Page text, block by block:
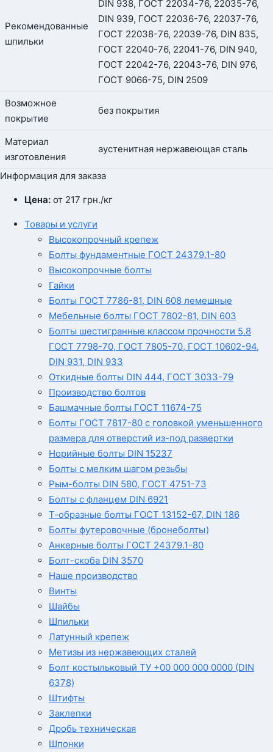
Рекомендованные
шпильки
DIN 938, ГОСТ 22034-76, 22035-76,
DIN 939, ГОСТ 22036-76, 22037-76,
ГОСТ 22038-76, 22039-76, DIN 835,
ГОСТ 22040-76, 22041-76, DIN 940,
ГОСТ 22042-76, 22043-76, DIN 976,
ГОСТ 9066-75, DIN 2509
Возможное
покрытие
без покрытия
Материал
изготовления
аустенитная нержавеющая сталь
Информация для заказа
Цена: от 217 грн./кг
Товары и услуги
Высокопрочный крепеж
Болты фундаментные ГОСТ 24379.1-80
Высокопрочные болты
Гайки
Болты ГОСТ 7786-81, DIN 608 лемешные
Мебельные болты ГОСТ 7802-81, DIN 603
Болты шестигранные классом прочности 5.8
ГОСТ 7798-70, ГОСТ 7805-70, ГОСТ 10602-94,
DIN 931, DIN 933
Откидные болты DIN 444, ГОСТ 3033-79
Производство болтов
Башмачные болты ГОСТ 11674-75
Болты ГОСТ 7817-80 с головкой уменьшенного
размера для отверстий из-под развертки
Норийные болты DIN 15237
Болты с мелким шагом резьбы
Рым-болты DIN 580, ГОСТ 4751-73
Болты с фланцем DIN 6921
Т-образные болты ГОСТ 13152-67, DIN 186
Болты футеровочные (бронеболты)
Анкерные болты ГОСТ 24379.1-80
Болт-скоба DIN 3570
Наше производство
Винты
Шайбы
Шпильки
Латунный крепеж
Метизы из нержавеющих сталей
Болт костыльковый ТУ +00 000 000 0000 (DIN
6378)
Штифты
Заклепки
Дробь техническая
Шпонки